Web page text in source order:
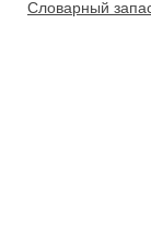
Словарный